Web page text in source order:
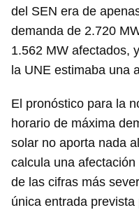
del SEN era de
demanda de 2.720
1.562 MW afectados,
la UNE estimaba una
El pronóstico para la
horario de máxima
solar no aporta nada
calcula una
de las cifras más
única entrada